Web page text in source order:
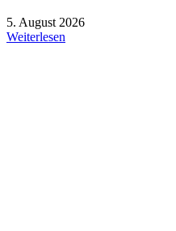
5. August 2026
Weiterlesen